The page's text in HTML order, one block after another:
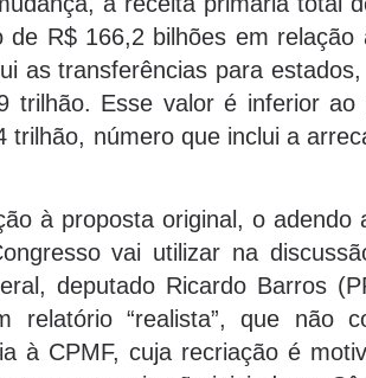
de R$ 166,2 bilhões em
as transferências para
trilhão. Esse valor é inferior
trilhão, número que inclui a
à proposta original, o
vai utilizar na
deputado Ricardo Barros
relatório “realista”, que não
à CPMF, cuja recriação é